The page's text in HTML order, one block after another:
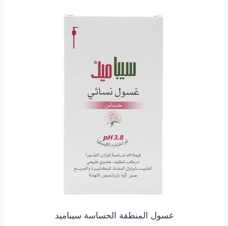
غسول المنطقة الحساسة سيباميد